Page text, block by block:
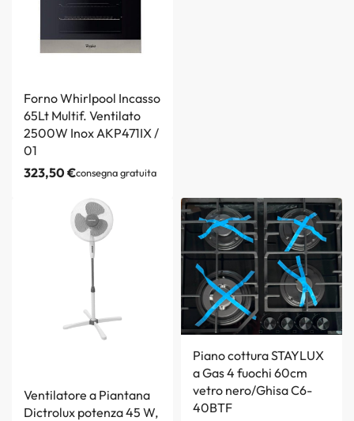
Forno Whirlpool Incasso
65Lt Multif. Ventilato
2500W Inox AKP471IX /
01
323,50€consegna gratuita
Ventilatore a Piantana
Dictrolux potenza 45 W,
Piano cottura STAYLUX
a Gas 4 fuochi 60cm
vetro nero/Ghisa C6-
40BTF